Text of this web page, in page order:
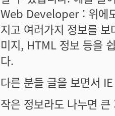
Web Developer : 위에
지고 여러가지 정보를
미지, HTML 정보 등을
다.
다른 분들 글을 보면서
작은 정보라도 나누면